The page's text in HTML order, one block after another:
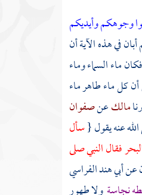
وجوهكم وأيديكم
في هذه الآية أن
ماء السماء وماء
كل ماء طاهر ماء
مالكعنصفوان
عنه يقول {سأل
فقال النبي صلى
عنأبي هند الفراسي